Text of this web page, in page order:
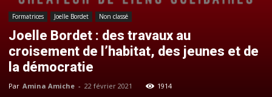
Formatrices Joelle Bordet Non classé
Joelle Bordet : des travaux au
croisement de l’habitat, des jeunes et de
la démocratie
Par Amina Amiche - 22 février 2021 1914